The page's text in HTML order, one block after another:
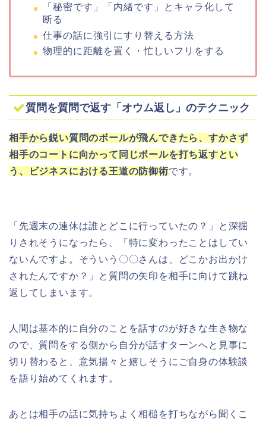
「秘密です」「内緒です」とキャラ化して
断る
仕事の話に強引にすり替える方法
物理的に距離を置く・忙しいフリをする
質問を質問で返す「オウム返し」のテクニック
相手から鋭い質問のボールが飛んできたら、すかさず
相手のコートに向かって同じボールを打ち返すとい
う、ビジネスにおける王道の防御術です。
「先週末の連休は誰とどこに行っていたの？」と深掘
りされそうになったら、「特に変わったことはしてい
ないんですよ。そういう〇〇さんは、どこかお出かけ
されたんですか？」と質問の矢印を相手に向けて跳ね
返してしまいます。
人間は基本的に自分のことを話すのが好きな生き物な
ので、質問をする側から自分が話すターンへと見事に
切り替わると、意気揚々と嬉しそうにご自身の体験談
を語り始めてくれます。
あとは相手の話に気持ちよく相槌を打ちながら聞くこ